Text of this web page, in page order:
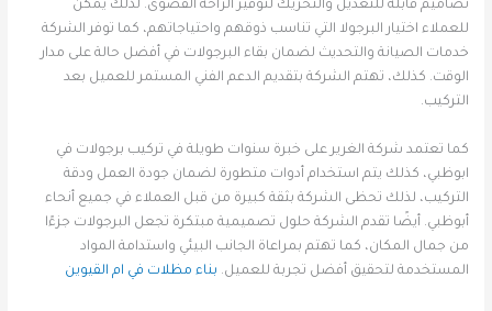
تصاميم قابلة للتعديل والتحريك لتوفير الراحة القصوى. لذلك يمكن
للعملاء اختيار البرجولا التي تناسب ذوقهم واحتياجاتهم، كما توفر الشركة
خدمات الصيانة والتحديث لضمان بقاء البرجولات في أفضل حالة على مدار
الوقت. كذلك، تهتم الشركة بتقديم الدعم الفني المستمر للعميل بعد
التركيب.
كما تعتمد شركة الغرير على خبرة سنوات طويلة في تركيب برجولات في
ابوظبي، كذلك يتم استخدام أدوات متطورة لضمان جودة العمل ودقة
التركيب، لذلك تحظى الشركة بثقة كبيرة من قبل العملاء في جميع أنحاء
أبوظبي. أيضًا تقدم الشركة حلول تصميمية مبتكرة تجعل البرجولات جزءًا
من جمال المكان، كما تهتم بمراعاة الجانب البيئي واستدامة المواد
المستخدمة لتحقيق أفضل تجربة للعميل. بناء مظلات في ام القيوين